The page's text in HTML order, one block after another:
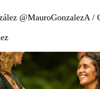
@MauroGonzalezA /